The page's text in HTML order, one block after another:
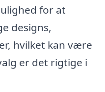
for at
designs,
hvilket kan være
er det rigtige i